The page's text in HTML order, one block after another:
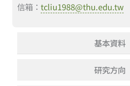
信箱： tcliu1988@thu.edu.tw
基本資料
研究方向